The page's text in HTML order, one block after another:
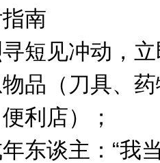
南
短见冲动，
品（刀具、
利店）；
东谈主：“我